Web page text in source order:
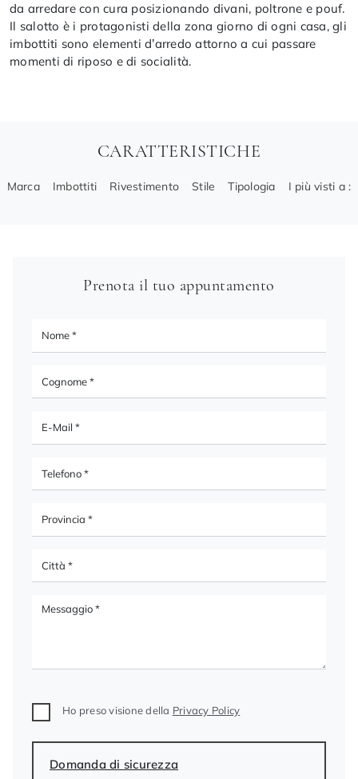
da arredare con cura posizionando divani, poltrone e pouf.
Il salotto è i protagonisti della zona giorno di ogni casa, gli
imbottiti sono elementi d’arredo attorno a cui passare
momenti di riposo e di socialità.
CARATTERISTICHE
Marca Imbottiti Rivestimento Stile Tipologia I più visti a :
Prenota il tuo appuntamento
Ho preso visione della Privacy Policy
Domanda di sicurezza